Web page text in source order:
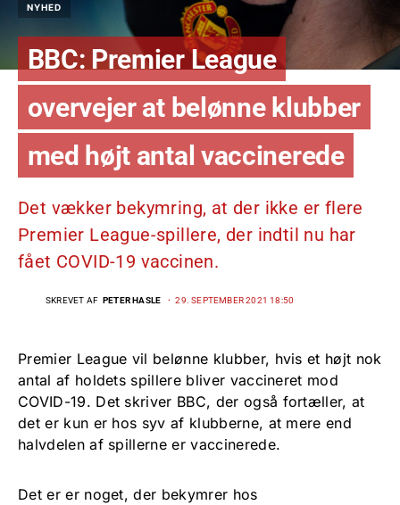
NYHED
BBC: Premier League
overvejer at belønne klubber
med højt antal vaccinerede
Det vækker bekymring, at der ikke er flere
Premier League-spillere, der indtil nu har
fået COVID-19 vaccinen.
SKREVET AF PETER HASLE 29. SEPTEMBER 2021 18:50
Premier League vil belønne klubber, hvis et højt nok
antal af holdets spillere bliver vaccineret mod
COVID-19. Det skriver BBC, der også fortæller, at
det er kun er hos syv af klubberne, at mere end
halvdelen af spillerne er vaccinerede.
Det er er noget, der bekymrer hos